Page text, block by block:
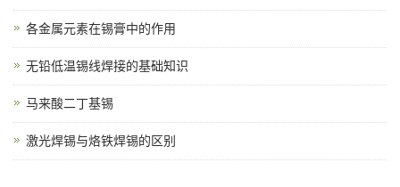
各金属元素在锡膏中的作用
无铅低温锡线焊接的基础知识
马来酸二丁基锡
激光焊锡与烙铁焊锡的区别